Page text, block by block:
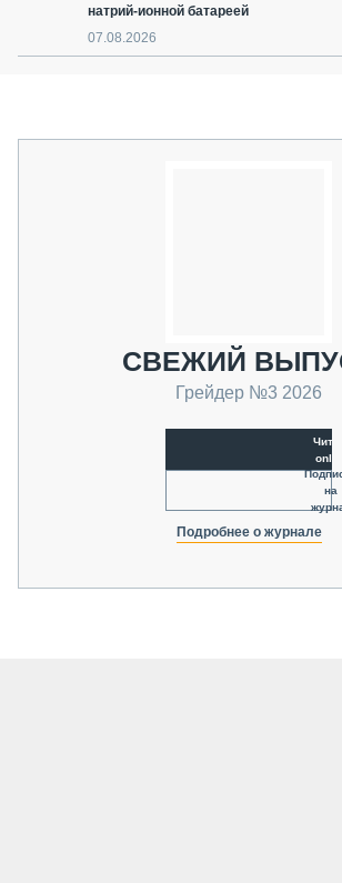
натрий-ионной батареей
07.08.2026
СВЕЖИЙ
Грейдер №3 2026
online
на
Подробнее о журнале